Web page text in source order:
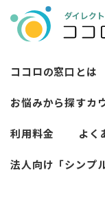
女性必
だら振
安のメリ
何を話
ウンセリ
必要な
悩みによ
プライ
顔出し
カウンセ
今すぐ
メリット
【2026年
ング6社
きるかで
ココロの窓口とは
お悩みから探すカ
利用料金 よく
法人向け「シンプ